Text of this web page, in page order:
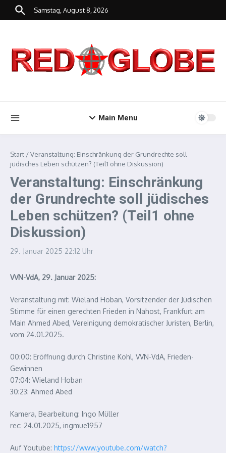
Zum Inhalt springen
Samstag, August 8, 2026
Main Menu
Start /Veranstaltung: Einschränkung der Grundrechte soll
jüdisches Leben schützen? (Teil1 ohne Diskussion)
Veranstaltung: Einschränkung
der Grundrechte soll jüdisches
Leben schützen? (Teil1 ohne
Diskussion)
29. Januar 2025 22:12 Uhr
VVN-VdA, 29. Januar 2025:
Veranstaltung mit: Wieland Hoban, Vorsitzender der Jüdischen
Stimme für einen gerechten Frieden in Nahost, Frankfurt am
Main Ahmed Abed, Vereinigung demokratischer Juristen, Berlin,
vom 24.01.2025.
00:00: Eröffnung durch Christine Kohl, VVN-VdA, Frieden-
Gewinnen
07:04: Wieland Hoban
30:23: Ahmed Abed
Kamera, Bearbeitung: Ingo Müller
rec: 24.01.2025, ingmue1957
Auf Youtube: https://www.youtube.com/watch?